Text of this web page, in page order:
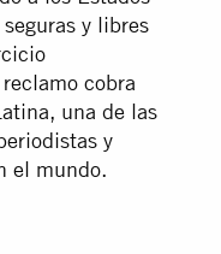
y libres
cobra
una de las
y
el mundo.